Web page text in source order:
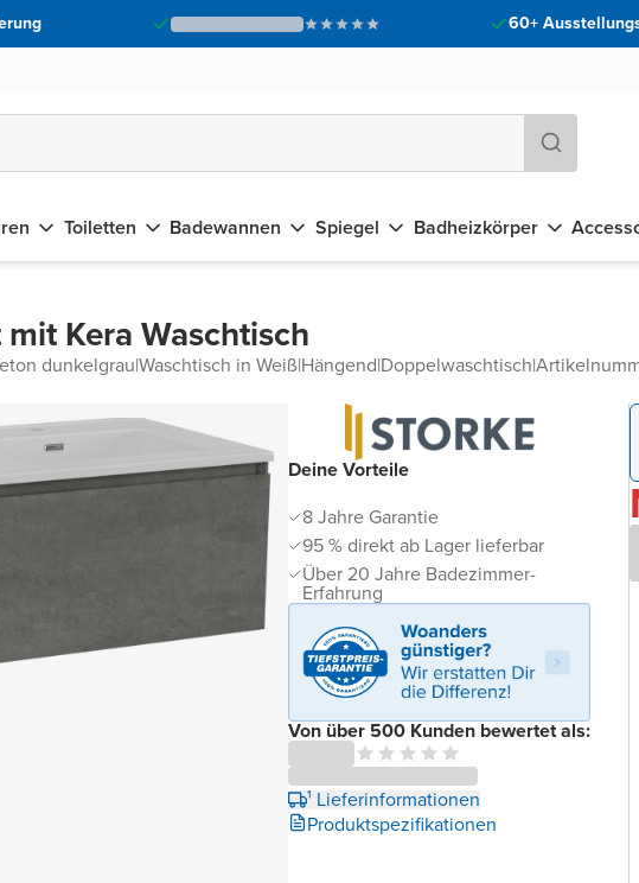
60+
Toiletten Badewannen Spiegel Badheizkörper
Kera Waschtisch
dunkelgrau|Waschtisch in Weiß|Hängend|Doppelwaschtisch|
Deine Vorteile
8 Jahre Garantie
95 % direkt ab Lager lieferbar
Über 20 Jahre Badezimmer-
Erfahrung
Von über 500 Kunden bewertet als:
¹ Lieferinformationen
Produktspezifikationen